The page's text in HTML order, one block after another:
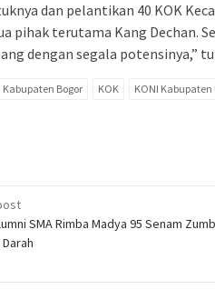
dan pelantikan 40 KOK
pihak terutama Kang Dechan.
dengan segala potensinya,”
Kabupaten Bogor KOK KONI Kabupaten
SMA Rimba Madya 95 Senam